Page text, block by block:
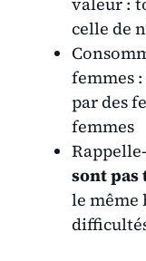
celle de
femmes
par des
femmes
sont pas
le même